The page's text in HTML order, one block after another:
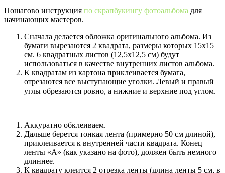
Пошагово инструкция по скрапбукингу фотоальбома для
начинающих мастеров.
Сначала делается обложка оригинального альбома. Из
бумаги вырезаются 2 квадрата, размеры которых 15х15
см. 6 квадратных листов (12,5х12,5 см) будут
использоваться в качестве внутренних листов альбома.
К квадратам из картона приклеивается бумага,
отрезаются все выступающие уголки. Левый и правый
углы обрезаются ровно, а нижние и верхние под углом.
Аккуратно обклеиваем.
Дальше берется тонкая лента (примерно 50 см длиной),
приклеивается к внутренней части квадрата. Конец
ленты «А» (как указано на фото), должен быть немного
длиннее.
К квадрату клеится 2 отрезка ленты (длина ленты 5 см, в